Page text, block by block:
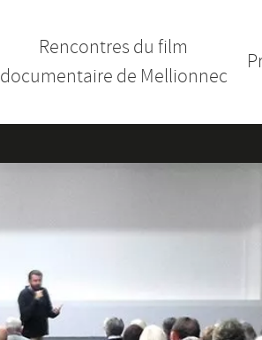
Rencontres du film
documentaire de Mellionnec